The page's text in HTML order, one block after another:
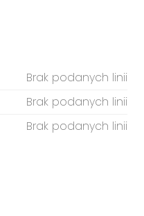
Brak podanych linii
Brak podanych linii
Brak podanych linii